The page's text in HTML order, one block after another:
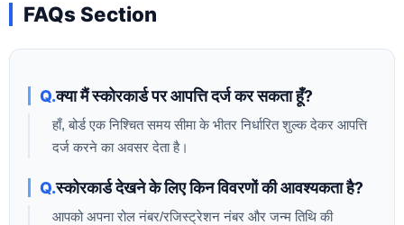
FAQs Section
क्या मैं स्कोरकार्ड पर आपत्ति दर्ज कर सकता हूँ?
हाँ, बोर्ड एक निश्चित समय सीमा के भीतर निर्धारित शुल्क देकर आपत्ति
दर्ज करने का अवसर देता है।
स्कोरकार्ड देखने के लिए किन विवरणों की आवश्यकता है?
आपको अपना रोल नंबर/रजिस्ट्रेशन नंबर और जन्म तिथि की